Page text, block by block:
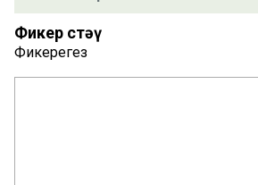
Фикер өстәү
Фикерегез